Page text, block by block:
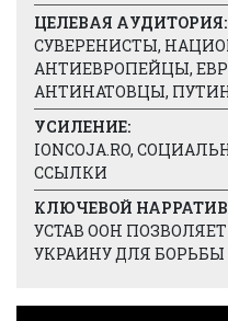
ЦЕЛЕВАЯ АУДИТОРИЯ:
СУВЕРЕНИСТЫ,
АНТИЕВРОПЕЙЦЫ,
АНТИНАТОВЦЫ,
УСИЛЕНИЕ:
IONCOJA.RO,
ССЫЛКИ
КЛЮЧЕВОЙ
УСТАВ ООН
УКРАИНУ ДЛЯ